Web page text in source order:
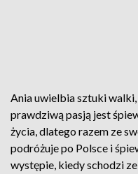
Ania uwielbia sztuki
prawdziwą pasją jest
życia, dlatego razem ze
podróżuje po Polsce i
występie, kiedy schodzi